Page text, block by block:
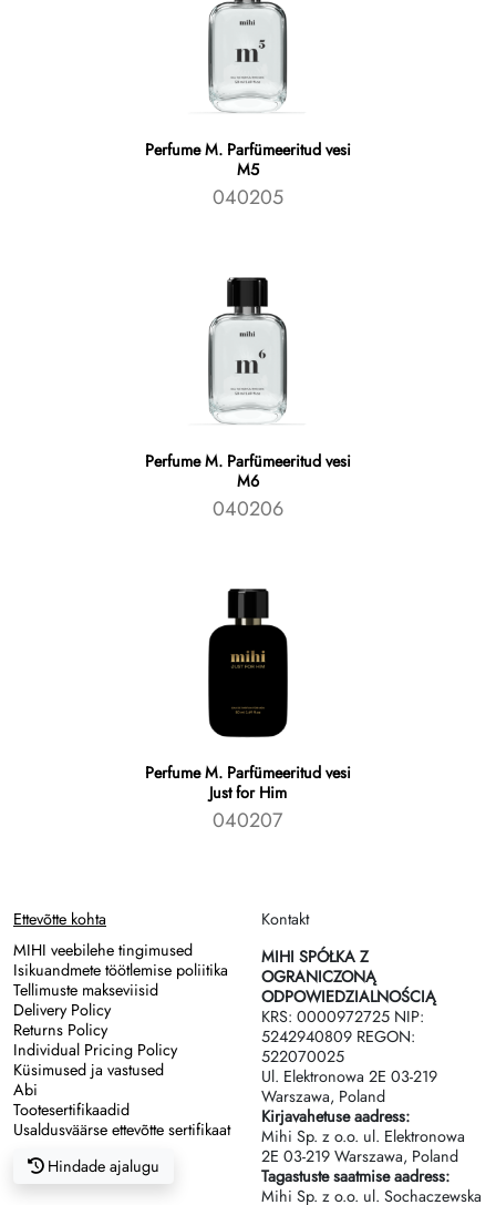
Perfume M. Parfümeeritud vesi
M5
040205
Perfume M. Parfümeeritud vesi
M6
040206
Perfume M. Parfümeeritud vesi
Just for Him
040207
Ettevõtte kohta
MIHI veebilehe tingimused
Isikuandmete töötlemise poliitika
Tellimuste makseviisid
Delivery Policy
Returns Policy
Individual Pricing Policy
Küsimused ja vastused
Abi
Tootesertifikaadid
Usaldusväärse ettevõtte sertifikaat
Hindade ajalugu
Kontakt
MIHI SPÓŁKA Z
OGRANICZONĄ
ODPOWIEDZIALNOŚCIĄ
KRS: 0000972725 NIP:
5242940809 REGON:
522070025
Ul. Elektronowa 2Е 03-219
Warszawa, Poland
Kirjavahetuse aadress:
Mihi Sp. z o.o. ul. Elektronowa
2Е 03-219 Warszawa, Poland
Tagastuste saatmise aadress:
Mihi Sp. z o.o. ul. Sochaczewska